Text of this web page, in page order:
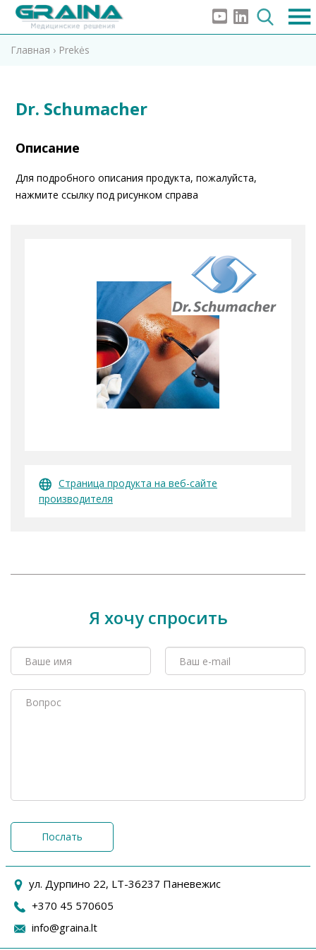
Главная › Prekės
Dr. Schumacher
Описание
Для подробного описания продукта, пожалуйста,
нажмите ссылку под рисунком справа
Страница продукта на веб-сайте
производителя
Я хочу спросить
Послать
ул. Дурпино 22, LT-36237 Паневежис
+370 45 570605
info@graina.lt